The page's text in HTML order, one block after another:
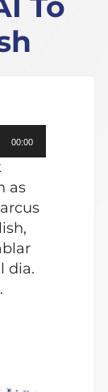
00:00
as
dia.